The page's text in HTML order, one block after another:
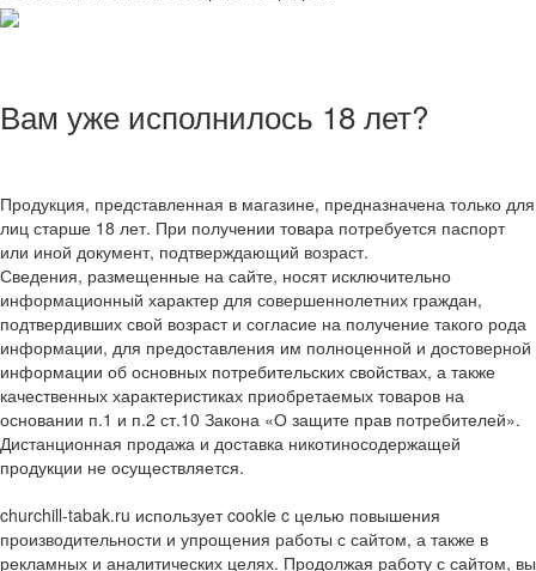
Вам уже исполнилось 18 лет?
Продукция, представленная в магазине, предназначена только для
лиц старше 18 лет. При получении товара потребуется паспорт
или иной документ, подтверждающий возраст.
Сведения, размещенные на сайте, носят исключительно
информационный характер для совершеннолетних граждан,
подтвердивших свой возраст и согласие на получение такого рода
информации, для предоставления им полноценной и достоверной
информации об основных потребительских свойствах, а также
качественных характеристиках приобретаемых товаров на
основании п.1 и п.2 ст.10 Закона «О защите прав потребителей».
Дистанционная продажа и доставка никотиносодержащей
продукции не осуществляется.
churchill-tabak.ru использует cookie c целью повышения
производительности и упрощения работы с сайтом, а также в
рекламных и аналитических целях. Продолжая работу с сайтом, вы